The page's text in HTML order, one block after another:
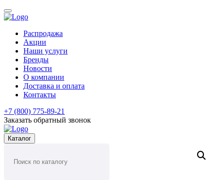
Распродажа
Акции
Наши услуги
Бренды
Новости
О компании
Доставка и оплата
Контакты
+7 (800) 775-89-21
Заказать обратный звонок
Каталог